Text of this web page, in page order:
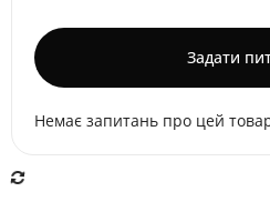
Задати
Немає запитань про цей